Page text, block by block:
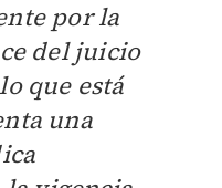
por la
del juicio
que está
una